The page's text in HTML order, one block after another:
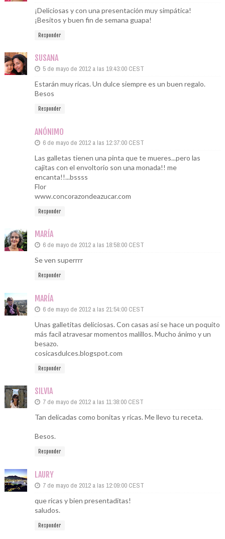
¡Deliciosas y con una presentación muy simpática!
¡Besitos y buen fin de semana guapa!
Responder
SUSANA
5 de mayo de 2012 a las 19:43:00 CEST
Estarán muy ricas. Un dulce siempre es un buen regalo.
Besos
Responder
ANÓNIMO
6 de mayo de 2012 a las 12:37:00 CEST
Las galletas tienen una pinta que te mueres...pero las
cajitas con el envoltorio son una monada!! me
encanta!!...bssss
Flor
www.concorazondeazucar.com
Responder
MARÍA
6 de mayo de 2012 a las 18:58:00 CEST
Se ven superrrr
Responder
MARÍA
6 de mayo de 2012 a las 21:54:00 CEST
Unas galletitas deliciosas. Con casas así se hace un poquito
más facil atravesar momentos malillos. Mucho ánimo y un
besazo.
cosicasdulces.blogspot.com
Responder
SILVIA
7 de mayo de 2012 a las 11:38:00 CEST
Tan delicadas como bonitas y ricas. Me llevo tu receta.
Besos.
Responder
LAURY
7 de mayo de 2012 a las 12:09:00 CEST
que ricas y bien presentaditas!
saludos.
Responder